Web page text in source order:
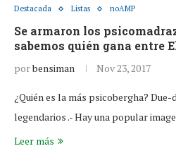
Destacada Listas noAMP
Se armaron los
sabemos quién gana entre
porbensiman Nov 23, 2017
¿Quién es la más psicobergha?
legendarios .- Hay una popular
Leer más